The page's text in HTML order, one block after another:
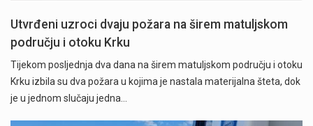
Utvrđeni uzroci dvaju požara na širem matuljskom
području i otoku Krku
Tijekom posljednja dva dana na širem matuljskom području i otoku
Krku izbila su dva požara u kojima je nastala materijalna šteta, dok
je u jednom slučaju jedna…